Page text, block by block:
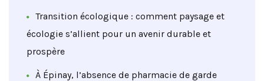
Transition écologique : comment paysage et
écologie s’allient pour un avenir durable et
prospère
À Épinay, l’absence de pharmacie de garde